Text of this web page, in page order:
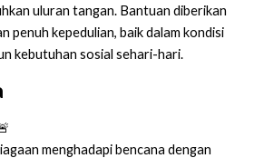
uluran tangan. Bantuan diberikan
penuh kepedulian, baik dalam kondisi
kebutuhan sosial sehari-hari.
menghadapi bencana dengan